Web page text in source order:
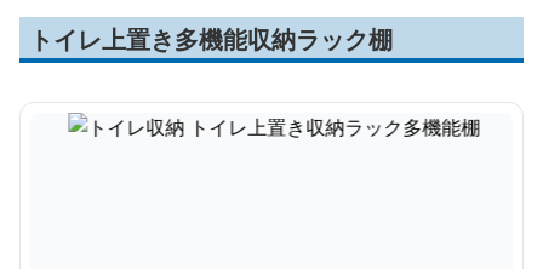
トイレ上置き多機能収納ラック棚